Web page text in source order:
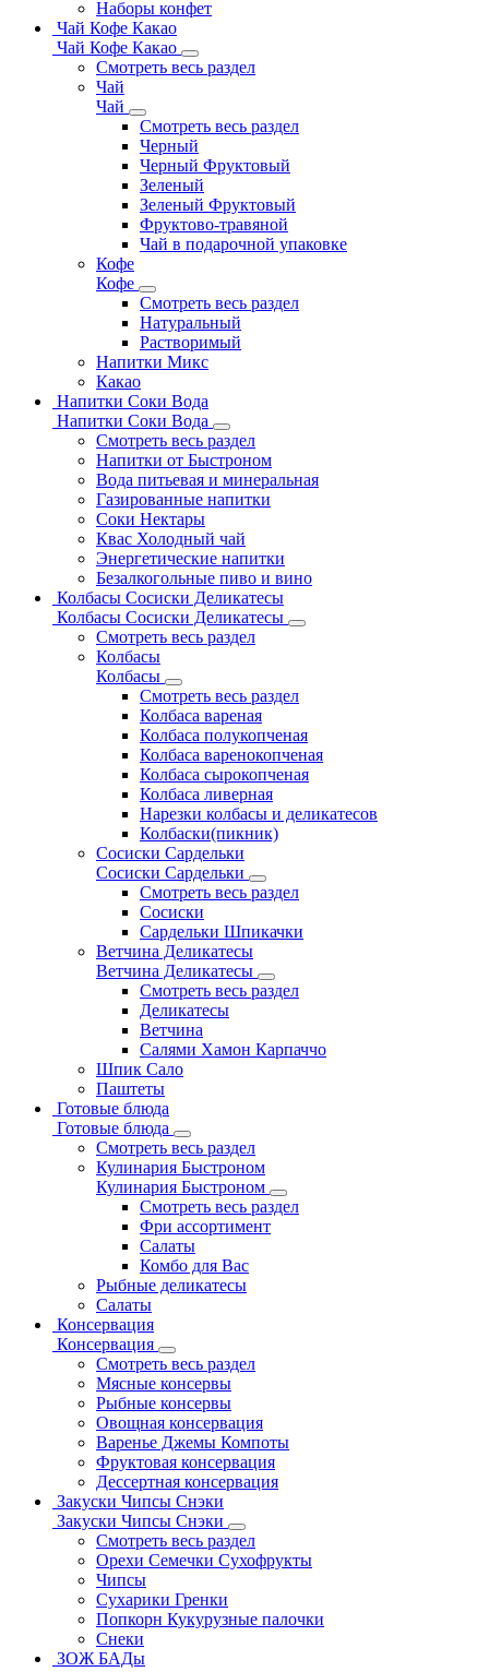
Наборы конфет
Чай Кофе Какао
Чай Кофе Какао
Смотреть весь раздел
Чай
Чай
Смотреть весь раздел
Черный
Черный Фруктовый
Зеленый
Зеленый Фруктовый
Фруктово-травяной
Чай в подарочной упаковке
Кофе
Кофе
Смотреть весь раздел
Натуральный
Растворимый
Напитки Микс
Какао
Напитки Соки Вода
Напитки Соки Вода
Смотреть весь раздел
Напитки от Быстроном
Вода питьевая и минеральная
Газированные напитки
Соки Нектары
Квас Холодный чай
Энергетические напитки
Безалкогольные пиво и вино
Колбасы Сосиски Деликатесы
Колбасы Сосиски Деликатесы
Смотреть весь раздел
Колбасы
Колбасы
Смотреть весь раздел
Колбаса вареная
Колбаса полукопченая
Колбаса варенокопченая
Колбаса сырокопченая
Колбаса ливерная
Нарезки колбасы и деликатесов
Колбаски(пикник)
Сосиски Сардельки
Сосиски Сардельки
Смотреть весь раздел
Сосиски
Сардельки Шпикачки
Ветчина Деликатесы
Ветчина Деликатесы
Смотреть весь раздел
Деликатесы
Ветчина
Салями Хамон Карпаччо
Шпик Сало
Паштеты
Готовые блюда
Готовые блюда
Смотреть весь раздел
Кулинария Быстроном
Кулинария Быстроном
Смотреть весь раздел
Фри ассортимент
Салаты
Комбо для Вас
Рыбные деликатесы
Салаты
Консервация
Консервация
Смотреть весь раздел
Мясные консервы
Рыбные консервы
Овощная консервация
Варенье Джемы Компоты
Фруктовая консервация
Дессертная консервация
Закуски Чипсы Снэки
Закуски Чипсы Снэки
Смотреть весь раздел
Орехи Семечки Сухофрукты
Чипсы
Сухарики Гренки
Попкорн Кукурузные палочки
Снеки
ЗОЖ БАДы